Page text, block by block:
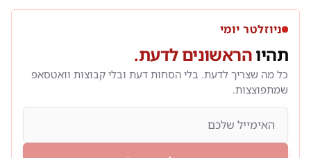
ניוזלטר יומי
תהיוהראשונים לדעת.
כל מה שצריך לדעת. בלי הסחות דעת ובלי קבוצות וואטסאפ
שמתפוצצות.